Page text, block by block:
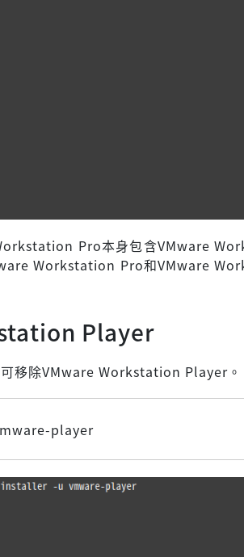
Pro本身包含VMware
Workstation Pro和VMware
Player
移除VMware Workstation Player。
player